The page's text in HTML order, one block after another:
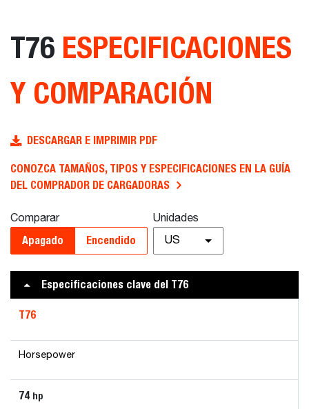
T76 ESPECIFICACIONES
Y COMPARACIÓN
DESCARGAR E IMPRIMIR PDF
CONOZCA TAMAÑOS, TIPOS Y ESPECIFICACIONES EN LA GUÍA
DEL COMPRADOR DE CARGADORAS
Comparar
Apagado Encendido
Unidades
US
Especificaciones clave del T76
T76
Horsepower
74 hp